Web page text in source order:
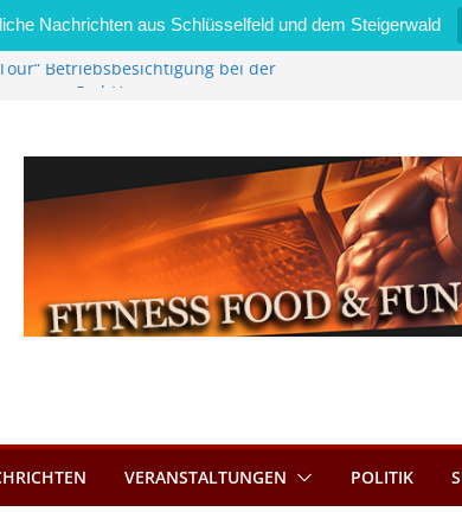
Nachrichten aus Schlüsselfeld und dem Steigerwald
Betriebsbesichtigung bei der
bietet Online-Anmeldung für
Wert von 600 Euro
VERANSTALTUNGEN POLITIK